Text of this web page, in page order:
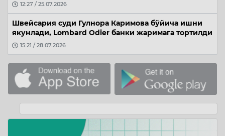
12:27 / 25.07.2026
Швейсария суди Гулнора Каримова бўйича ишни
якунлади, Lombard Odier банки жаримага тортилди
15:21 / 28.07.2026